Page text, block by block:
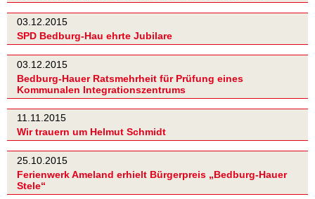
03.12.2015
SPD Bedburg-Hau ehrte Jubilare
03.12.2015
Bedburg-Hauer Ratsmehrheit für Prüfung eines
Kommunalen Integrationszentrums
11.11.2015
Wir trauern um Helmut Schmidt
25.10.2015
Ferienwerk Ameland erhielt Bürgerpreis „Bedburg-Hauer
Stele“